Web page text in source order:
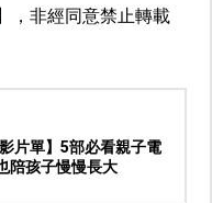
，非經同意禁止轉載
片單】5部必看親子電
陪孩子慢慢長大